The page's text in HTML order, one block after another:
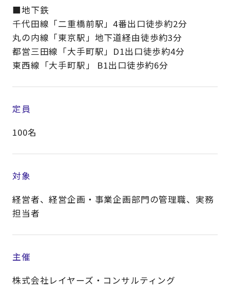
■地下鉄
千代田線「二重橋前駅」4番出口徒歩約2分
丸の内線「東京駅」地下道経由徒歩約3分
都営三田線「大手町駅」D1出口徒歩約4分
東西線「大手町駅」 B1出口徒歩約6分
定員
100名
対象
経営者、経営企画・事業企画部門の管理職、実務
担当者​
主催
株式会社レイヤーズ・コンサルティング